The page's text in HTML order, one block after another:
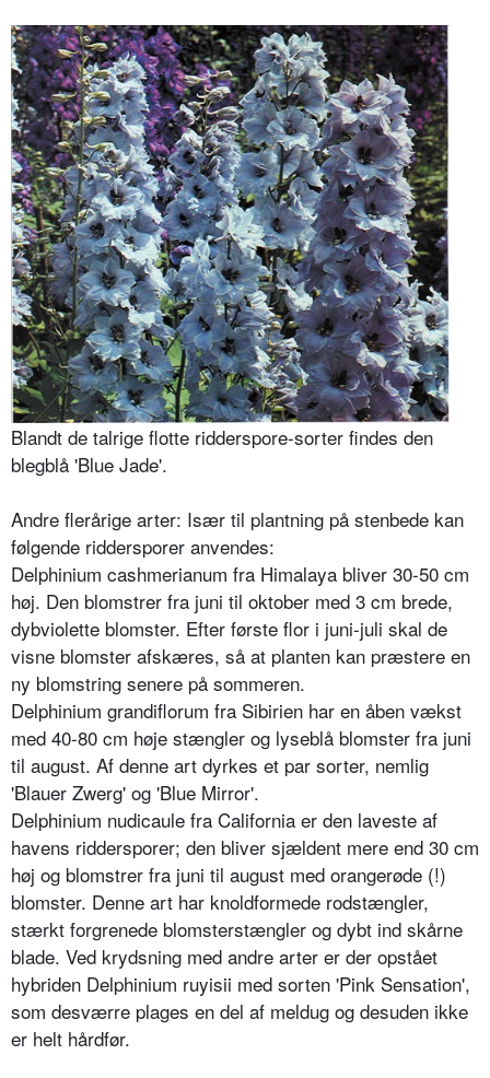
Blandt de talrige flotte ridderspore-sorter findes den
blegblå 'Blue Jade'.
Andre flerårige arter: Især til plantning på stenbede kan
følgende riddersporer anvendes:
Delphinium cashmerianum fra Hima­laya bliver 30-50 cm
høj. Den blom­strer fra juni til oktober med 3 cm brede,
dybviolette blomster. Efter før­ste flor i juni-juli skal de
visne blom­ster afskæres, så at planten kan præste­re en
ny blomstring senere på somme­ren.
Delphinium grandiflorum fra Sibirien har en åben vækst
med 40-80 cm høje stængler og lyseblå blomster fra juni
til august. Af denne art dyrkes et par sorter, nemlig
'Blauer Zwerg' og 'Blue Mirror'.
Delphinium nudicaule fra California er den laveste af
havens riddersporer; den bliver sjældent mere end 30 cm
høj og blomstrer fra juni til august med orangerøde (!)
blomster. Denne art har knoldformede rodstængler,
stærkt forgrenede blomsterstængler og dybt ind skårne
blade. Ved krydsning med andre arter er der opstået
hybriden Delphinium ruyisii med sorten 'Pink Sensation',
som desværre plages en del af meldug og desuden ikke
er helt hårdfør.